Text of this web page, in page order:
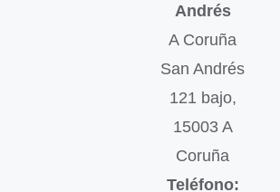
Andrés
A Coruña
San Andrés
121 bajo,
15003 A
Coruña
Teléfono: